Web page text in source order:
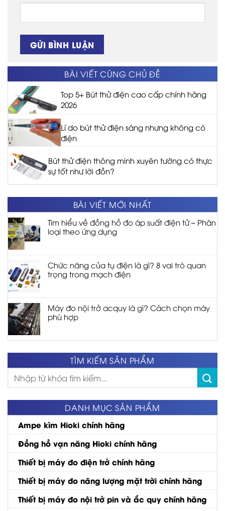
BÀI VIẾT CÙNG CHỦ ĐỀ
Top 5+ Bút thử điện cao cấp chính hãng
2026
Lí do bút thử điện sáng nhưng không có
điện
Bút thử điện thông minh xuyên tường có thực
sự tốt như lời đồn?
BÀI VIẾT MỚI NHẤT
Tìm hiểu về đồng hồ đo áp suất điện tử – Phân
loại theo ứng dụng
Chức năng của tụ điện là gì? 8 vai trò quan
trọng trong mạch điện
Máy đo nội trở acquy là gì? Cách chọn máy
phù hợp
TÌM KIẾM SẢN PHẨM
Tìm
kiếm:
DANH MỤC SẢN PHẨM
Ampe kìm Hioki chính hãng
Đồng hồ vạn năng Hioki chính hãng
Thiết bị máy đo điện trở chính hãng
Thiết bị máy đo năng lượng mặt trời chính hãng
Thiết bị máy đo nội trở pin và ắc quy chính hãng